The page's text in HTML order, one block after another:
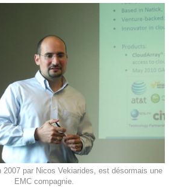
2007 par Nicos Vekiarides, est désormais une
EMC compagnie.